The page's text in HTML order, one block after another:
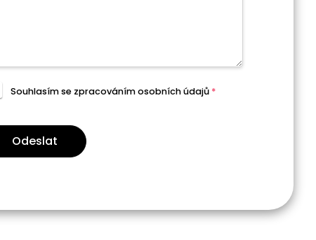
Souhlasím se zpracovánímosobních údajů *
Odeslat